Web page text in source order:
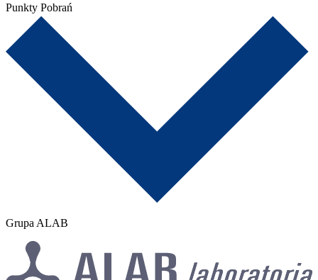
Punkty Pobrań
Grupa ALAB